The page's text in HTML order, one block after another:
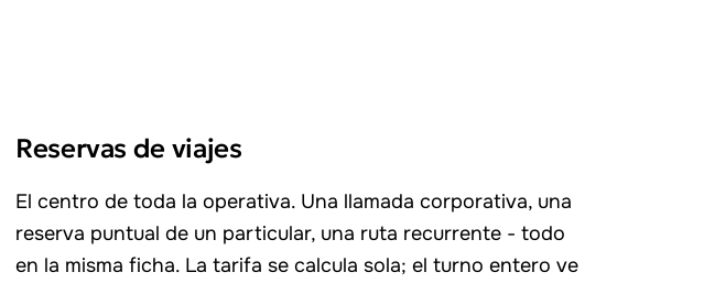
Reservas de viajes
El centro de toda la operativa. Una llamada corporativa, una
reserva puntual de un particular, una ruta recurrente - todo
en la misma ficha. La tarifa se calcula sola; el turno entero ve